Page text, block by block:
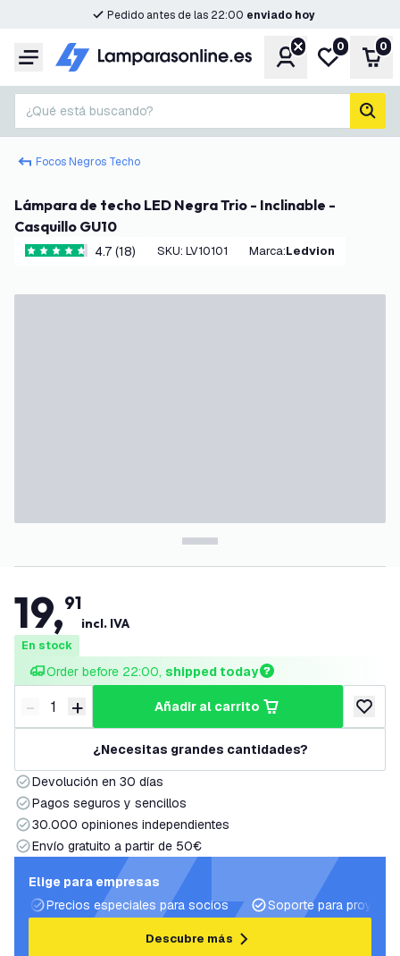
Pedido antes de las 22:00 enviado hoy
Menú CuentaMi lista de
0 0
¿Qué está buscando?
Focos Negros Techo
Lámpara de techo LED Negra Trio - Inclinable -
Casquillo GU10
4.7 estrellas de puntuación
4.7 (18) SKU: LV10101 Marca: Ledvion
19,91
incl. IVA
En stock
Order before 22:00, shipped today
Disminuir cantidad
- Aumentar cantidad
+ añadir al carrito
añadir
¿Necesitas grandes cantidades?
Devolución en 30 días
Pagos seguros y sencillos
30.000 opiniones independientes
Envío gratuito a partir de 50€
Elige para empresas
Precios especiales para socios
Soporte para
Descubre más